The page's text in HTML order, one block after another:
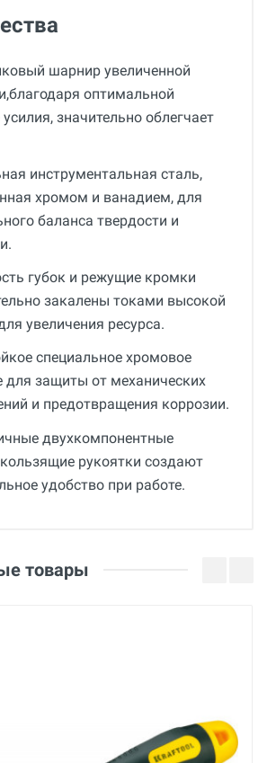
шарнир увеличенной
оптимальной
значительно облегчает
инструментальная сталь,
хромом и ванадием, для
баланса твердости и
губок и режущие кромки
закалены токами высокой
увеличения ресурса.
специальное хромовое
для защиты от механических
и предотвращения коррозии.
двухкомпонентные
рукоятки создают
удобство при работе.
товары